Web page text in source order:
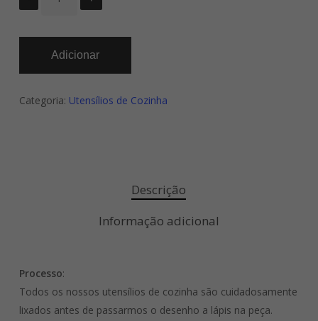
Adicionar
Categoria: Utensílios de Cozinha
Descrição
Informação adicional
Processo:
Todos os nossos utensílios de cozinha são cuidadosamente
lixados antes de passarmos o desenho a lápis na peça.